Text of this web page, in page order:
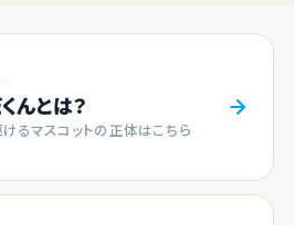
んとは？
るマスコットの正体はこちら